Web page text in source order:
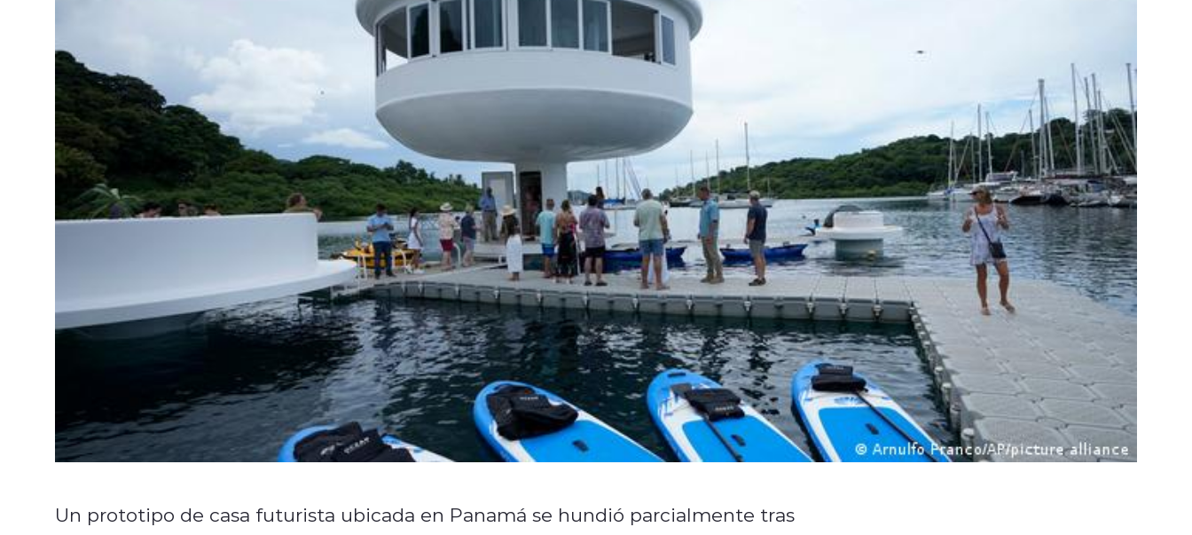
Un prototipo de casa futurista ubicada en Panamá se hundió parcialmente tras